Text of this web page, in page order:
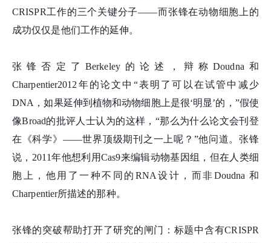
CRISPR工作的三个关键分子——而张锋在动物细胞上的
成功仅仅是他们工作的延伸。
张锋否定了Berkeley的论述，辩称Doudna和
Charpentier2012年的论文中“表明了可以在试管中减少
DNA，如果延伸到植物和动物细胞上是很‘明显’的，”假使
像Broad的批评人士认为的这样，“那么为什么论文会刊登
在《科学》——世界顶级期刊之一上呢？”他问道。张锋
说，2011年他想利用Cas9来编辑动物基因组，但在人类细
胞上，他用了一种不同的RNA设计，而非Doudna 和
Charpentier所描述的那种。
张锋的突破帮助打开了研究的闸门：标题中含有CRISPR